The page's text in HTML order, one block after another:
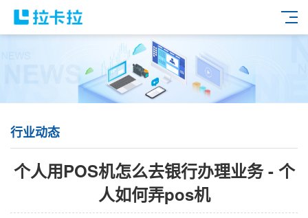
行业动态
个人用POS机怎么去银行办理业务 - 个
人如何弄pos机